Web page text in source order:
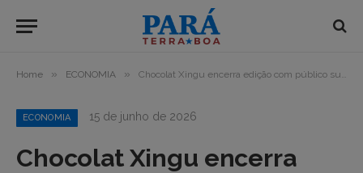
Home » ECONOMIA » Chocolat Xingu encerra edição com público superior a 100 mil pessoas e R$ 25 milhões em negócios
ECONOMIA 15 de junho de 2026
Chocolat Xingu encerra